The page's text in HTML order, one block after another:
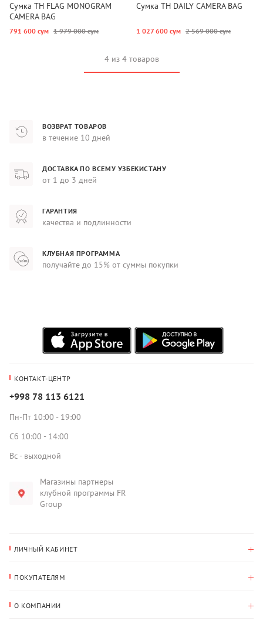
Сумка TH FLAG MONOGRAM
CAMERA BAG
791 600 сум 1 979 000 сум
Сумка TH DAILY CAMERA BAG
1 027 600 сум 2 569 000 сум
4 из 4 товаров
ВОЗВРАТ ТОВАРОВ
в течение 10 дней
ДОСТАВКА ПО ВСЕМУ УЗБЕКИСТАНУ
от 1 до 3 дней
ГАРАНТИЯ
качества и подлинности
КЛУБНАЯ ПРОГРАММА
получайте до 15% от суммы покупки
КОНТАКТ-ЦЕНТР
+998 78 113 6121
Пн-Пт 10:00 - 19:00
Сб 10:00 - 14:00
Вс - выходной
Магазины партнеры
клубной программы FR
Group
ЛИЧНЫЙ КАБИНЕТ
Адрес для доставки
ПОКУПАТЕЛЯМ
О КОМПАНИИ